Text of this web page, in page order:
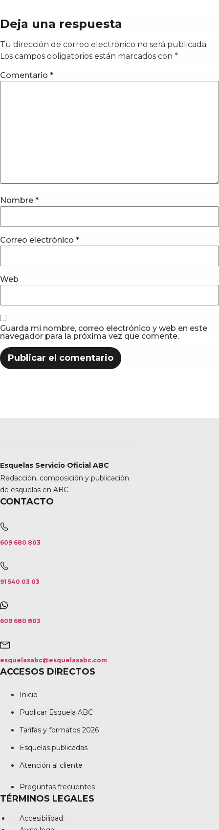
Deja una respuesta
Tu dirección de correo electrónico no será publicada.
Los campos obligatorios están marcados con *
Comentario *
Nombre *
Correo electrónico *
Web
Guarda mi nombre, correo electrónico y web en este
navegador para la próxima vez que comente.
Esquelas Servicio Oficial ABC
Redacción, composición y publicación
de esquelas en ABC
CONTACTO
609 680 803
91 540 03 03
609 680 803
esquelasabc@esquelasabc.com
ACCESOS DIRECTOS
Inicio
Publicar Esquela ABC
Tarifas y formatos 2026
Esquelas publicadas
Atención al cliente
Preguntas frecuentes
TÉRMINOS LEGALES
Accesibilidad